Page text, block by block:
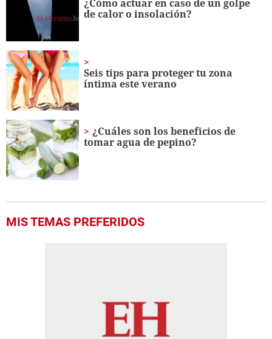
¿Cómo actuar en caso de un golpe
de calor o insolación?
Seis tips para proteger tu zona
íntima este verano
¿Cuáles son los beneficios de
tomar agua de pepino?
MIS TEMAS PREFERIDOS